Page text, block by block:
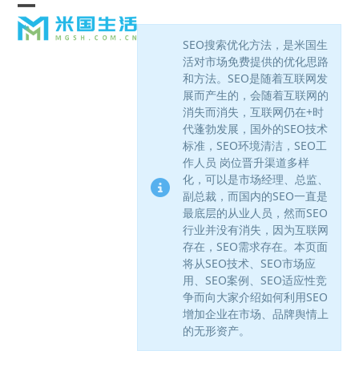
Skip
content
Open
Close
SEO搜索优化方法，是米国生
活对市场免费提供的优化思路
和方法。SEO是随着互联网发
展而产生的，会随着互联网的
消失而消失，互联网仍在+时
代蓬勃发展，国外的SEO技术
标准，SEO环境清洁，SEO工
作人员 岗位晋升渠道多样
化，可以是市场经理、总监、
副总裁，而国内的SEO一直是
最底层的从业人员，然而SEO
行业并没有消失，因为互联网
存在，SEO需求存在。本页面
将从SEO技术、SEO市场应
用、SEO案例、SEO适应性竞
争而向大家介绍如何利用SEO
增加企业在市场、品牌舆情上
的无形资产。